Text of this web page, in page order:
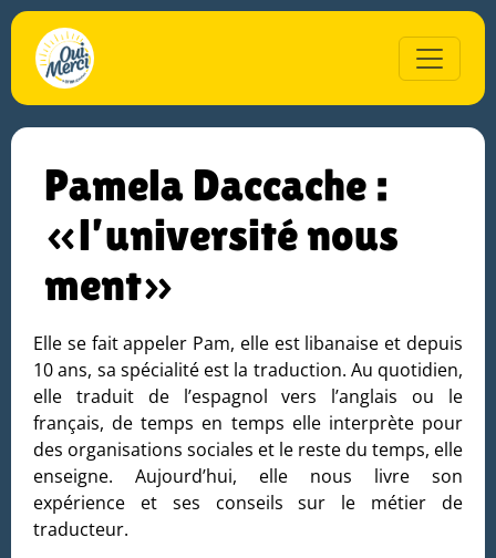
Pamela Daccache :
«l’université nous
ment»
Elle se fait appeler Pam, elle est libanaise et depuis
10 ans, sa spécialité est la traduction. Au quotidien,
elle traduit de l’espagnol vers l’anglais ou le
français, de temps en temps elle interprète pour
des organisations sociales et le reste du temps, elle
enseigne. Aujourd’hui, elle nous livre son
expérience et ses conseils sur le métier de
traducteur.